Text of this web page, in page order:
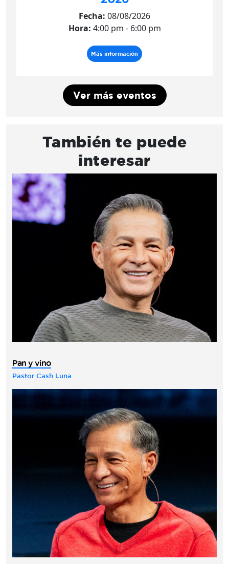
Fecha: 08/08/2026
Hora: 4:00 pm - 6:00 pm
Más información
Ver más eventos
También te puede
interesar
Pan y vino
Pastor Cash Luna